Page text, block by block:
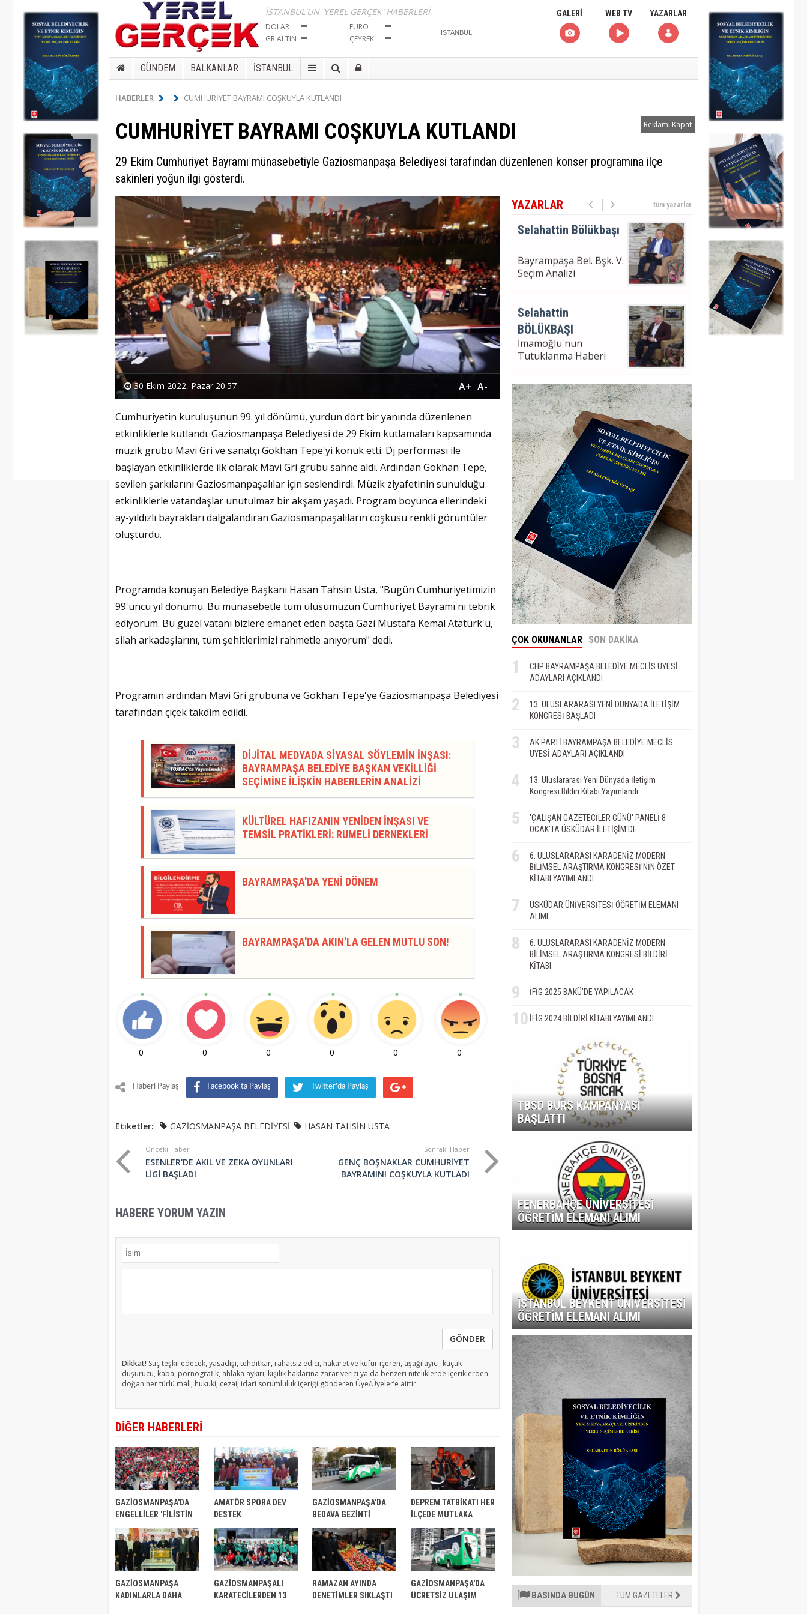
İSTANBUL'UN 'YEREL GERÇEK' HABERLERİ
DOLAR
EURO
GR ALTIN
ÇEYREK
GALERİ WEB TV YAZARLAR
GÜNDEM BALKANLAR İSTANBUL
HABERLER CUMHURİYET BAYRAMI COŞKUYLA KUTLANDI
Reklamı Kapat
CUMHURİYET BAYRAMI COŞKUYLA KUTLANDI
29 Ekim Cumhuriyet Bayramı münasebetiyle Gaziosmanpaşa Belediyesi tarafından düzenlenen konser programına ilçe
sakinleri yoğun ilgi gösterdi.
30 Ekim 2022, Pazar 20:57 A-
A+
Cumhuriyetin kuruluşunun 99. yıl dönümü, yurdun dört bir yanında düzenlenen
etkinliklerle kutlandı. Gaziosmanpaşa Belediyesi de 29 Ekim kutlamaları kapsamında
müzik grubu Mavi Gri ve sanatçı Gökhan Tepe'yi konuk etti. Dj performası ile
başlayan etkinliklerde ilk olarak Mavi Gri grubu sahne aldı. Ardından Gökhan Tepe,
sevilen şarkılarını Gaziosmanpaşalılar için seslendirdi. Müzik ziyafetinin sunulduğu
etkinliklerle vatandaşlar unutulmaz bir akşam yaşadı. Program boyunca ellerindeki
ay-yıldızlı bayrakları dalgalandıran Gaziosmanpaşalıların coşkusu renkli görüntüler
oluşturdu.
Programda konuşan Belediye Başkanı Hasan Tahsin Usta, "Bugün Cumhuriyetimizin
99'uncu yıl dönümü. Bu münasebetle tüm ulusumuzun Cumhuriyet Bayramı'nı tebrik
ediyorum. Bu güzel vatanı bizlere emanet eden başta Gazi Mustafa Kemal Atatürk'ü,
silah arkadaşlarını, tüm şehitlerimizi rahmetle anıyorum" dedi.
Programın ardından Mavi Gri grubuna ve Gökhan Tepe'ye Gaziosmanpaşa Belediyesi
tarafından çiçek takdim edildi.
DİJİTAL MEDYADA SİYASAL SÖYLEMİN İNŞASI:
BAYRAMPAŞA BELEDİYE BAŞKAN VEKİLLİĞİ
SEÇİMİNE İLİŞKİN HABERLERİN ANALİZİ
KÜLTÜREL HAFIZANIN YENİDEN İNŞASI VE
TEMSİL PRATİKLERİ: RUMELİ DERNEKLERİ
BAYRAMPAŞA'DA YENİ DÖNEM
BAYRAMPAŞA'DA AKIN'LA GELEN MUTLU SON!
0 0 0 0 0 0
Haberi Paylaş Facebook'ta Paylaş Twitter'da Paylaş
Etiketler: GAZİOSMANPAŞA BELEDİYESİ HASAN TAHSİN USTA
Önceki Haber
ESENLER'DE AKIL VE ZEKA OYUNLARI
LİGİ BAŞLADI
Sonraki Haber
GENÇ BOŞNAKLAR CUMHURİYET
BAYRAMINI COŞKUYLA KUTLADI
HABERE YORUM YAZIN
GÖNDER
Dikkat! Suç teşkil edecek, yasadışı, tehditkar, rahatsız edici, hakaret ve küfür içeren, aşağılayıcı, küçük
düşürücü, kaba, pornografik, ahlaka aykırı, kişilik haklarına zarar verici ya da benzeri niteliklerde içeriklerden
doğan her türlü mali, hukuki, cezai, idari sorumluluk içeriği gönderen Üye/Üyeler’e aittir.
DİĞER HABERLERİ
GAZİOSMANPAŞA'DA
ENGELLİLER 'FİLİSTİN
İÇİN ENGEL YOK' DEDİ
AMATÖR SPORA DEV
DESTEK
GAZİOSMANPAŞA'DA
BEDAVA GEZİNTİ
DEPREM TATBİKATI HER
İLÇEDE MUTLAKA
YAPILMALI
GAZİOSMANPAŞA
KADINLARLA DAHA
GAZİOSMANPAŞALI
KARATECİLERDEN 13
RAMAZAN AYINDA
DENETİMLER SIKLAŞTI
GAZİOSMANPAŞA'DA
ÜCRETSİZ ULAŞIM
YAZARLAR tüm yazarlar
İmamoğlu'nun
Tutuklanma Haberi
Seçim Analizi
BÖLÜKBAŞI
Bayrampaşa Bel. Bşk. V.
Seçim Analizi
Selahattin Bölükbaşı
İmamoğlu'nun
Tutuklanma Haberi
Selahattin
BÖLÜKBAŞI
Bayrampaşa Bel. Bşk. V.
Seçim Analizi
Selahattin Bölükbaşı
ÇOK OKUNANLAR SON DAKİKA
1
CHP BAYRAMPAŞA BELEDİYE MECLİS ÜYESİ
ADAYLARI AÇIKLANDI
2
13. ULUSLARARASI YENİ DÜNYADA İLETİŞİM
KONGRESİ BAŞLADI
3
AK PARTİ BAYRAMPAŞA BELEDİYE MECLİS
ÜYESİ ADAYLARI AÇIKLANDI
4
13. Uluslararası Yeni Dünyada İletişim
Kongresi Bildiri Kitabı Yayımlandı
5
'ÇALIŞAN GAZETECİLER GÜNÜ' PANELİ 8
OCAK'TA ÜSKÜDAR İLETİŞİM'DE
6
6. ULUSLARARASI KARADENİZ MODERN
BİLİMSEL ARAŞTIRMA KONGRESİ'NİN ÖZET
KİTABI YAYIMLANDI
7
ÜSKÜDAR ÜNİVERSİTESİ ÖĞRETİM ELEMANI
ALIMI
8
6. ULUSLARARASI KARADENİZ MODERN
BİLİMSEL ARAŞTIRMA KONGRESİ BİLDİRİ
KİTABI
9 İFİG 2025 BAKÜ'DE YAPILACAK
10 İFİG 2024 BİLDİRİ KİTABI YAYIMLANDI
TBSD BURS KAMPANYASI
BAŞLATTI
FENERBAHÇE ÜNİVERSİTESİ
ÖĞRETİM ELEMANI ALIMI
İSTANBUL BEYKENT ÜNİVERSİTESİ
ÖĞRETİM ELEMANI ALIMI
BASINDA BUGÜN TÜM GAZETELER